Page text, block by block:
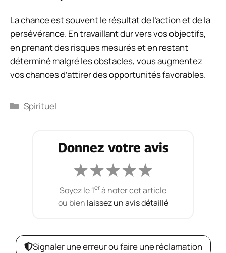
La chance est souvent le résultat de l’action et de la
persévérance. En travaillant dur vers vos objectifs,
en prenant des risques mesurés et en restant
déterminé malgré les obstacles, vous augmentez
vos chances d’attirer des opportunités favorables.
Catégories
Spirituel
Donnez votre avis
★★★★★
Soyez le 1erà noter cet article
ou bien laissez un avis détaillé
Signaler une erreur ou faire une réclamation